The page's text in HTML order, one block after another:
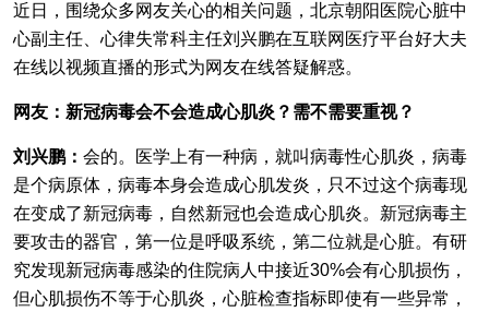
近日，围绕众多网友关心的相关问题，北京朝阳医院心脏中
心副主任、心律失常科主任刘兴鹏在互联网医疗平台好大夫
在线以视频直播的形式为网友在线答疑解惑。
网友：新冠病毒会不会造成心肌炎？需不需要重视？
刘兴鹏： 会的。医学上有一种病，就叫病毒性心肌炎，病毒
是个病原体，病毒本身会造成心肌发炎，只不过这个病毒现
在变成了新冠病毒，自然新冠也会造成心肌炎。新冠病毒主
要攻击的器官，第一位是呼吸系统，第二位就是心脏。有研
究发现新冠病毒感染的住院病人中接近30%会有心肌损伤，
但心肌损伤不等于心肌炎，心脏检查指标即使有一些异常，